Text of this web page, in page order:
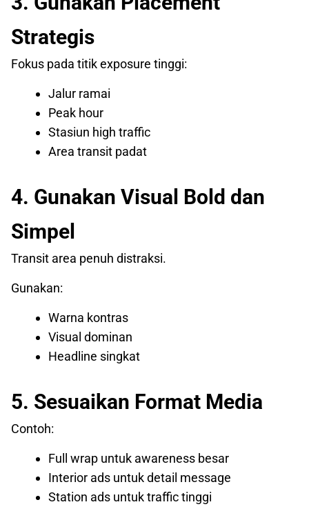
Strategis
Fokus pada titik exposure tinggi:
Jalur ramai
Peak hour
Stasiun high traffic
Area transit padat
4. Gunakan Visual Bold dan
Simpel
Transit area penuh distraksi.
Gunakan:
Warna kontras
Visual dominan
Headline singkat
5. Sesuaikan Format Media
Contoh:
Full wrap untuk awareness besar
Interior ads untuk detail message
Station ads untuk traffic tinggi